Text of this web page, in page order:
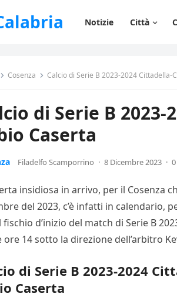
Notizie Città
Cosenza Calcio di Serie B 2023-2024 Cittadella-
di Serie B
Caserta
Filadelfo Scamporrino · 8 Dicembre 2023 ·
insidiosa in arrivo, per il Cosenza
del 2023, c’è infatti in calendario,
fischio d’inizio del match di Serie B
ore 14 sotto la direzione dell’arbitro
di Serie B 2023-2024
Caserta